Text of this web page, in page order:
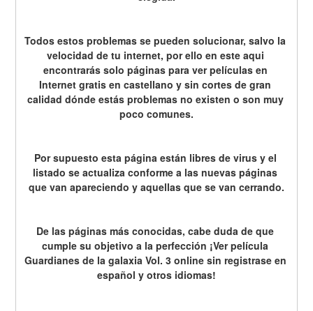
Todos estos problemas se pueden solucionar, salvo la
velocidad de tu internet, por ello en este aqui
encontrarás solo páginas para ver películas en
Internet gratis en castellano y sin cortes de gran
calidad dónde estás problemas no existen o son muy
poco comunes.
Por supuesto esta página están libres de virus y el
listado se actualiza conforme a las nuevas páginas
que van apareciendo y aquellas que se van cerrando.
De las páginas más conocidas, cabe duda de que
cumple su objetivo a la perfección ¡Ver película
Guardianes de la galaxia Vol. 3 online sin registrase en
español y otros idiomas!